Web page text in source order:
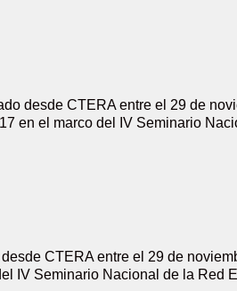
desde CTERA entre el 29 de
en el marco del IV Seminario
CTERA entre el 29 de
IV Seminario Nacional de la Red